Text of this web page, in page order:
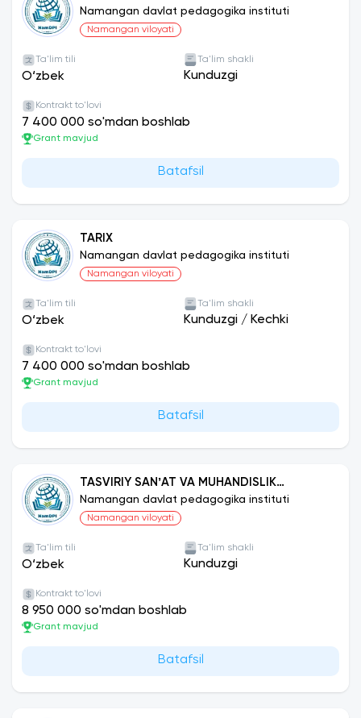
Namangan davlat pedagogika instituti
Namangan viloyati
Ta'lim tili
O‘zbek
Ta'lim shakli
Kunduzgi
Kontrakt to'lovi
7 400 000 so'mdan boshlab
Grant mavjud
Batafsil
TARIX
Namangan davlat pedagogika instituti
Namangan viloyati
Ta'lim tili
O‘zbek
Ta'lim shakli
Kunduzgi / Kechki
Kontrakt to'lovi
7 400 000 so'mdan boshlab
Grant mavjud
Batafsil
TASVIRIY SANʼAT VA MUHANDISLIK
GRAFIKASI
Namangan davlat pedagogika instituti
Namangan viloyati
Ta'lim tili
O‘zbek
Ta'lim shakli
Kunduzgi
Kontrakt to'lovi
8 950 000 so'mdan boshlab
Grant mavjud
Batafsil